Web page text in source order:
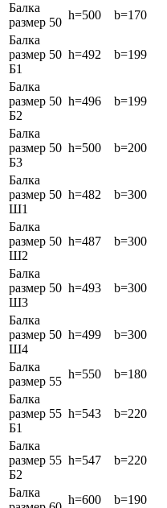
Балка
размер 50
h=500 b=170
Балка
размер 50
Б1
h=492 b=199
Балка
размер 50
Б2
h=496 b=199
Балка
размер 50
Б3
h=500 b=200
Балка
размер 50
Ш1
h=482 b=300
Балка
размер 50
Ш2
h=487 b=300
Балка
размер 50
Ш3
h=493 b=300
Балка
размер 50
Ш4
h=499 b=300
Балка
размер 55
h=550 b=180
Балка
размер 55
Б1
h=543 b=220
Балка
размер 55
Б2
h=547 b=220
Балка
h=600 b=190